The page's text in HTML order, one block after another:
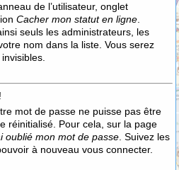
de l’utilisateur, onglet
Cacher mon statut en ligne
seuls les administrateurs, les
nom dans la liste. Vous serez
mot de passe ne puisse pas être
réinitialisé. Pour cela, sur la page
oublié mon mot de passe . Suivez les
à nouveau vous connecter.